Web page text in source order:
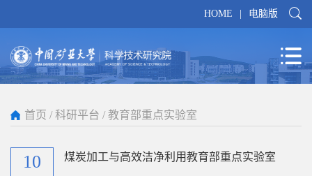
HOME 电脑版
首页 /科研平台 /教育部重点实验室
10 煤炭加工与高效洁净利用教育部重点实验室